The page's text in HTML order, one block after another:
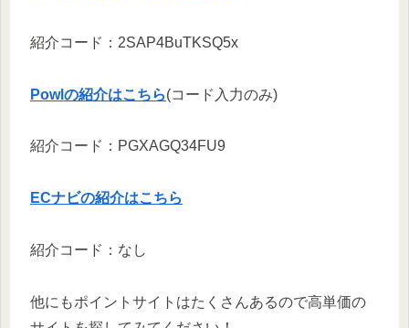
紹介コード：2SAP4BuTKSQ5x
Powlの紹介はこちら(コード入力のみ)
紹介コード：PGXAGQ34FU9
ECナビの紹介はこちら
紹介コード：なし
他にもポイントサイトはたくさんあるので高単価の